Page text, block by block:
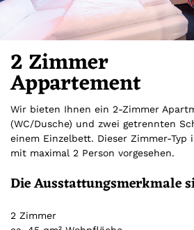
2 Zimmer
Appartement
Wir bieten Ihnen ein 2-Zimmer
(WC/Dusche) und zwei getrennten
einem Einzelbett. Dieser Zimmer-Typ
mit maximal 2 Person vorgesehen.
Die Ausstattungsmerkmale
2 Zimmer